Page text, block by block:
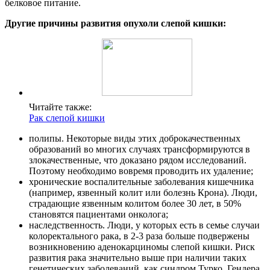
белковое питание.
Другие причины развития опухоли слепой кишки:
Читайте также:
Рак слепой кишки
полипы. Некоторые виды этих доброкачественных
образований во многих случаях трансформируются в
злокачественные, что доказано рядом исследований.
Поэтому необходимо вовремя проводить их удаление;
хронические воспалительные заболевания кишечника
(например, язвенный колит или болезнь Крона). Люди,
страдающие язвенным колитом более 30 лет, в 50%
становятся пациентами онколога;
наследственность. Люди, у которых есть в семье случаи
колоректального рака, в 2-3 раза больше подвержены
возникновению аденокарциномы слепой кишки. Риск
развития рака значительно выше при наличии таких